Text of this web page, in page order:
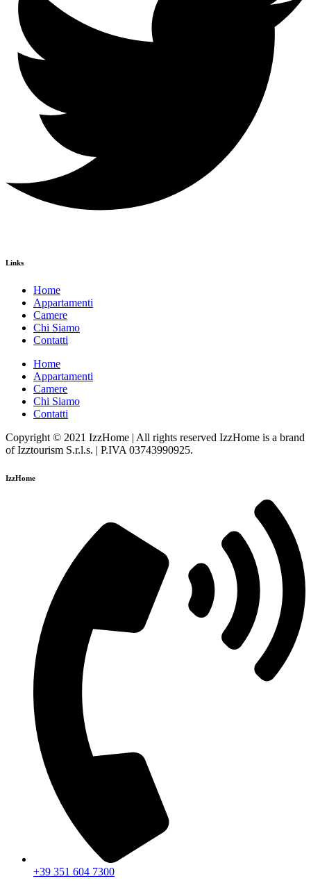
Links
Home
Appartamenti
Camere
Chi Siamo
Contatti
Home
Appartamenti
Camere
Chi Siamo
Contatti
Copyright © 2021 IzzHome | All rights reserved IzzHome is a brand
of Izztourism S.r.l.s. | P.IVA 03743990925.
IzzHome
+39 351 604 7300